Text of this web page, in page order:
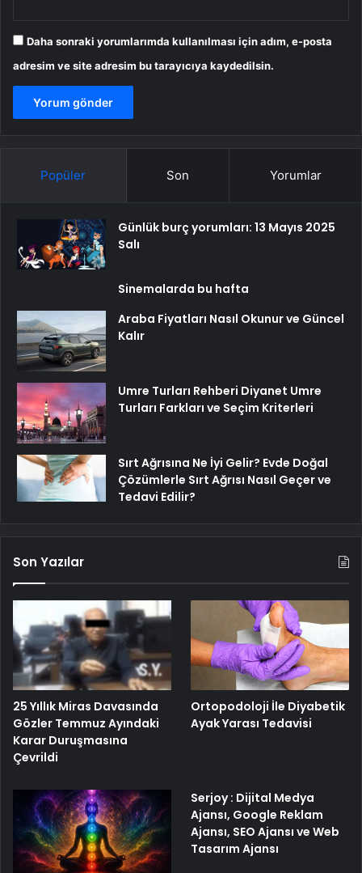
Daha sonraki yorumlarımda kullanılması için adım, e-posta
adresim ve site adresim bu tarayıcıya kaydedilsin.
Popüler Son Yorumlar
Günlük burç yorumları: 13 Mayıs 2025
Salı
Sinemalarda bu hafta
Araba Fiyatları Nasıl Okunur ve Güncel
Kalır
Umre Turları Rehberi Diyanet Umre
Turları Farkları ve Seçim Kriterleri
Sırt Ağrısına Ne İyi Gelir? Evde Doğal
Çözümlerle Sırt Ağrısı Nasıl Geçer ve
Tedavi Edilir?
Son Yazılar
25 Yıllık Miras Davasında
Gözler Temmuz Ayındaki
Karar Duruşmasına
Çevrildi
Ortopodoloji İle Diyabetik
Ayak Yarası Tedavisi
Serjoy : Dijital Medya
Ajansı, Google Reklam
Ajansı, SEO Ajansı ve Web
Tasarım Ajansı